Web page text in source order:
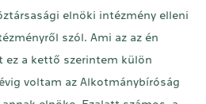
elnöki intézmény elleni
szól. Ami az az én
ez a kettő szerintem külön
voltam az Alkotmánybíróság